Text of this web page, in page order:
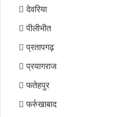
देवरिया
पीलीभीत
प्रतापगढ़
प्रयागराज
फतेहपुर
फर्रुखाबाद